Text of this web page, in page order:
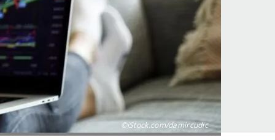
©iStock.com/damircudic